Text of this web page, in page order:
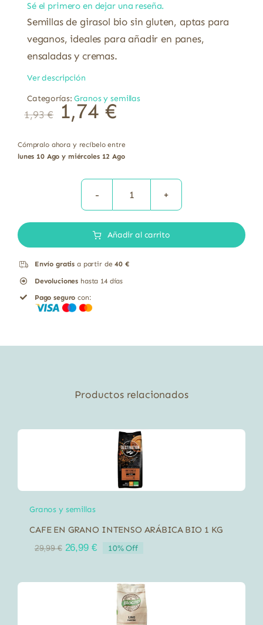
Sé el primero en dejar una reseña.
Semillas de girasol bio sin gluten, aptas para
veganos, ideales para añadir en panes,
ensaladas y cremas.
Ver descripción
Categorías:Granos y semillas
1,93€ 1,74€
Cómpralo ahora y recíbelo entre
lunes 10 Ago y miércoles 12 Ago
Semillas
Girasol
Añadir al carrito
Envío gratis a partir de40 €
Devoluciones hasta 14 días
Pago seguro con:
Productos relacionados
Granos y semillas
CAFE EN GRANO INTENSO ARÁBICA BIO 1 KG
29,99€ El
era:
26,99 €El
es:
26,99 €.
10% Off